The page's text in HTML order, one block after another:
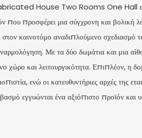
House Two Rooms One Hall
που προσφέρει μια σύγχρονη και βολική
στον καινοτόμο αναδιπλούμενο σχεδιασμό
Με τα δύο δωμάτια και μια
χώρο και λειτουργικότητα. Επιπλέον, η
ενώ οι κατευθυντήριες αρχές της
εγγυώνται ένα αξιόπιστο προϊόν και